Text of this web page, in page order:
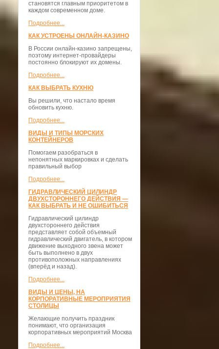
становятся главным приоритетом в
каждом современном доме.
Подробнее...
КАК УСТРОЕНЫ ОНЛАЙН-КАЗИНО
В России онлайн-казино запрещены,
поэтому интернет-провайдеры
постоянно блокируют их домены.
Подробнее...
КАК ВЫБРАТЬ КУХНЮ
Вы решили, что настало время
обновить кухню.
Подробнее...
ВИДЫ И ТИПЫ МОРСКИХ
КОНТЕЙНЕРОВ
Помогаем разобраться в
непонятных маркировках и сделать
правильный выбор
Подробнее...
ГИДРАВЛИЧЕСКИЙ ЦИЛИНДР
ДВУХСТОРОННЕГО ДЕЙСТВИЯ —
КАК ВЫБРАТЬ И НЕ ОШИБИТЬСЯ
Гидравлический цилиндр
двухстороннего действия
представляет собой объемный
гидравлический двигатель, в котором
движение выходного звена может
быть выполнено в двух
противоположных направлениях
(вперёд и назад).
Подробнее...
ВИДЫ И ЦЕНЫ, НА
КОРПОРАТИВНЫЕ МЕРОПРИЯТИЯ
СТОЛИЦЫ
Желающие получить праздник
понимают, что организация
корпоративных мероприятий Москва
Подробнее...